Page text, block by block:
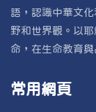
語，認識中華文
野和世界觀。以
命，在生命教育
常用網頁